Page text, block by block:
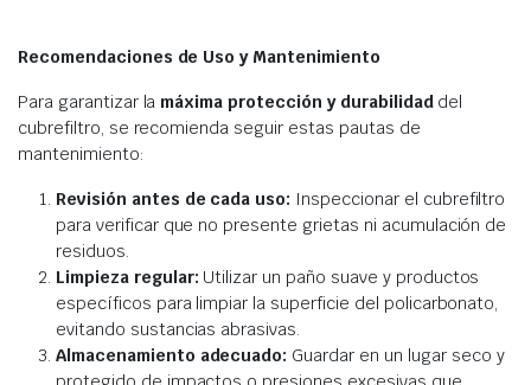
Recomendaciones de Uso y Mantenimiento
Para garantizar la máxima protección y durabilidaddel
cubrefiltro, se recomienda seguir estas pautas de
mantenimiento:
Revisión antes de cada uso: Inspeccionar el cubrefiltro
para verificar que no presente grietas ni acumulación de
residuos.
Limpieza regular: Utilizar un paño suave y productos
específicos para limpiar la superficie del policarbonato,
evitando sustancias abrasivas.
Almacenamiento adecuado: Guardar en un lugar seco y